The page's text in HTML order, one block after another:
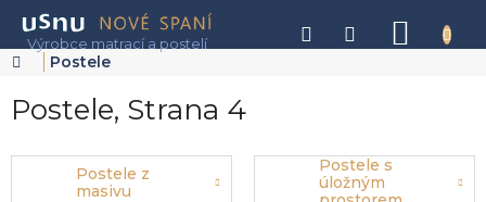
obsah
Domů
Postele
Postele, Strana 4
Postele z
masivu
Postele s
úložným